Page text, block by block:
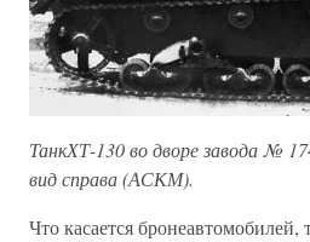
ТанкХТ-130 во дворе завода №
вид справа (АСКМ).
Что касается